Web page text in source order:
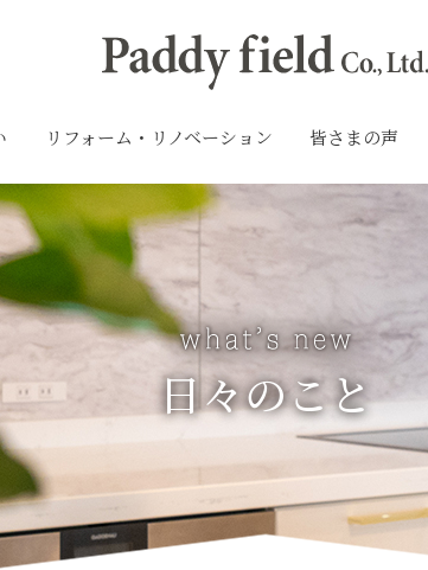
リフォーム・リノベーション 皆さまの声
日々のこと